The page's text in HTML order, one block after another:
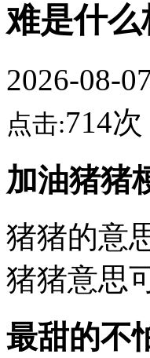
难是什么
2026-08-
点击:714次
加油猪猪
猪猪的意
猪猪意思
最甜的不